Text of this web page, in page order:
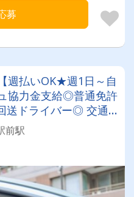
募
週払いOK★週1日～自
協力金支給◎普通免許
送ドライバー◎ 交通
でスキマ時間を有効
前駅